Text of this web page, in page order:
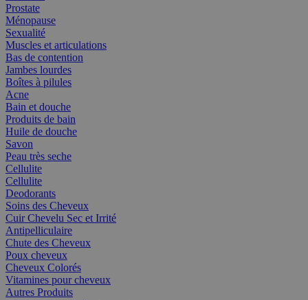
Prostate
Ménopause
Sexualité
Muscles et articulations
Bas de contention
Jambes lourdes
Boîtes à pilules
Acne
Bain et douche
Produits de bain
Huile de douche
Savon
Peau très seche
Cellulite
Cellulite
Deodorants
Soins des Cheveux
Cuir Chevelu Sec et Irrité
Antipelliculaire
Chute des Cheveux
Poux cheveux
Cheveux Colorés
Vitamines pour cheveux
Autres Produits